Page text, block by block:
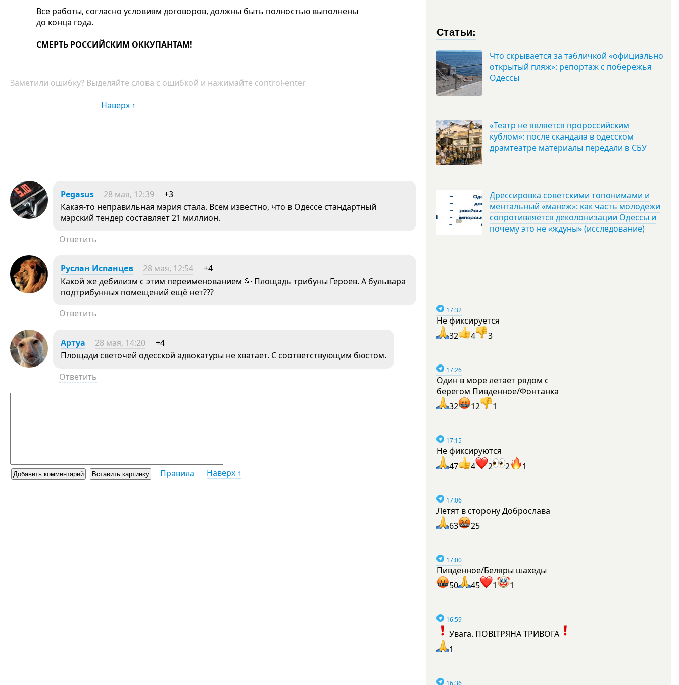
Все работы, согласно условиям договоров, должны быть полностью выполнены
до конца года.
СМЕРТЬ РОССИЙСКИМ ОККУПАНТАМ!
Заметили ошибку? Выделяйте слова с ошибкой и нажимайте control-enter
Наверх ↑
Pegasus 28 мая, 12:39
+3
Какая-то неправильная мэрия стала. Всем известно, что в Одессе стандартный
мэрский тендер составляет 21 миллион.
Ответить
Руслан Испанцев 28 мая, 12:54
+4
Какой же дебилизм с этим переименованием 🤦 Площадь трибуны Героев. А бульвара
подтрибунных помещений ещё нет???
Ответить
Aртуа 28 мая, 14:20
+4
Площади светочей одесской адвокатуры не хватает. С соответствующим бюстом.
Ответить
Правила Наверх ↑
Статьи:
Что скрывается за табличкой «официально
открытый пляж»: репортаж с побережья
Одессы
«Театр не является пророссийским
кублом»: после скандала в одесском
драмтеатре материалы передали в СБУ
Дрессировка советскими топонимами и
ментальный «манеж»: как часть молодежи
сопротивляется деколонизации Одессы и
почему это не «ждуны» (исследование)
17:32
Не фиксируется
32
4 3
17:26
Один в море летает рядом с
берегом Пивденное/Фонтанка
32
12 1
17:15
Не фиксируются
47
4 2 2 1
17:06
Летят в сторону Доброслава
63
25
17:00
Пивденное/Беляры шахеды
50
45 1 1
16:59
Увага. ПОВІТРЯНА ТРИВОГА
1
16:36